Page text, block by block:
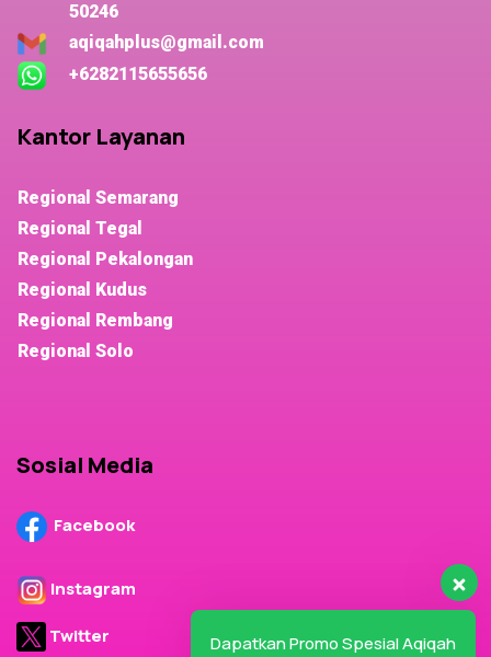
50246
aqiqahplus@gmail.com
+6282115655656
Kantor Layanan
Regional Semarang
Regional Tegal
Regional Pekalongan
Regional Kudus
Regional Rembang
Regional Solo
Sosial Media
Facebook
Instagram
Twitter
Dapatkan Promo Spesial Aqiqah